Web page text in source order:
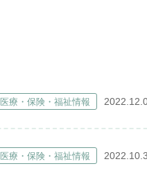
医療・保険・福祉情報
医療・保険・福祉情報